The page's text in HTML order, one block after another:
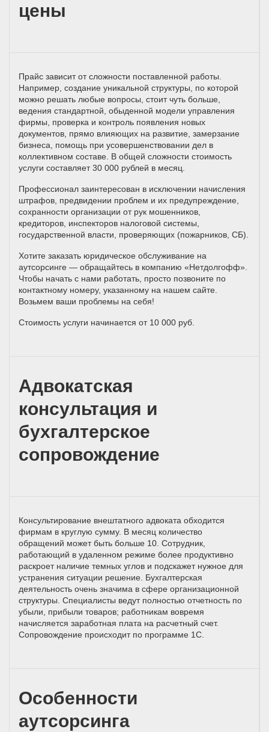
цены
Прайс зависит от сложности поставленной работы.
Например, создание уникальной структуры, по которой
можно решать любые вопросы, стоит чуть больше,
ведения стандартной, обыденной модели управления
фирмы, проверка и контроль появления новых
документов, прямо влияющих на развитие, замерзание
бизнеса, помощь при усовершенствовании дел в
коллективном составе. В общей сложности стоимость
услуги составляет 30 000 рублей в месяц.
Профессионал заинтересован в исключении начисления
штрафов, предвидении проблем и их предупреждение,
сохранности организации от рук мошенников,
кредиторов, инспекторов налоговой системы,
государственной власти, проверяющих (пожарников, СБ).
Хотите заказать юридическое обслуживание на
аутсорсинге — обращайтесь в компанию «Нетдолгофф».
Чтобы начать с нами работать, просто позвоните по
контактному номеру, указанному на нашем сайте.
Возьмем ваши проблемы на себя!
Стоимость услуги начинается от 10 000 руб.
Адвокатская
консультация и
бухгалтерское
сопровождение
Консультирование внештатного адвоката обходится
фирмам в круглую сумму. В месяц количество
обращений может быть больше 10. Сотрудник,
работающий в удаленном режиме более продуктивно
раскроет наличие темных углов и подскажет нужное для
устранения ситуации решение. Бухгалтерская
деятельность очень значима в сфере организационной
структуры. Специалисты ведут полностью отчетность по
убыли, прибыли товаров; работникам вовремя
начисляется заработная плата на расчетный счет.
Сопровождение происходит по программе 1С.
Особенности
аутсорсинга